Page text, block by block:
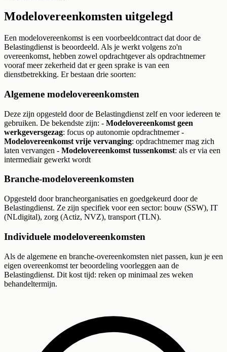
Modelovereenkomsten uitgelegd
Een modelovereenkomst is een voorbeeldcontract dat door de
Belastingdienst is beoordeeld. Als je werkt volgens zo'n
overeenkomst, hebben zowel opdrachtgever als opdrachtnemer
vooraf meer zekerheid dat er geen sprake is van een
dienstbetrekking. Er bestaan drie soorten:
Algemene modelovereenkomsten
Deze zijn opgesteld door de Belastingdienst zelf en voor iedereen te
gebruiken. De bekendste zijn: - Modelovereenkomst geen
werkgeversgezag: focus op autonomie opdrachtnemer -
Modelovereenkomst vrije vervanging: opdrachtnemer mag zich
laten vervangen - Modelovereenkomst tussenkomst: als er via een
intermediair gewerkt wordt
Branche-modelovereenkomsten
Opgesteld door brancheorganisaties en goedgekeurd door de
Belastingdienst. Ze zijn specifiek voor een sector: bouw (SSW), IT
(NLdigital), zorg (Actiz, NVZ), transport (TLN).
Individuele modelovereenkomsten
Als de algemene en branche-overeenkomsten niet passen, kun je een
eigen overeenkomst ter beoordeling voorleggen aan de
Belastingdienst. Dit kost tijd: reken op minimaal zes weken
behandeltermijn.